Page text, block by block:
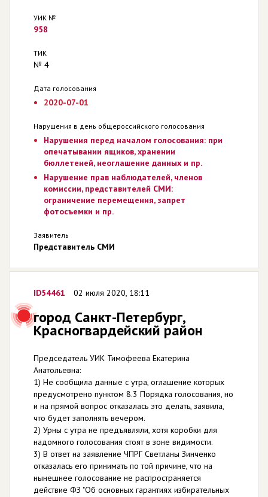
УИК №
958
ТИК
№ 4
Дата голосования
2020-07-01
Нарушения в день общероссийского голосования
Нарушения перед началом голосования: при
опечатывании ящиков, хранении
бюллетеней, неоглашение данных и пр.
Нарушение прав наблюдателей, членов
комиссии, представителей СМИ:
ограничение перемещения, запрет
фотосъемки и пр.
Заявитель
Представитель СМИ
ID54461 02 июля 2020, 18:11
город Санкт-Петербург,
Красногвардейский район
Председатель УИК Тимофеева Екатерина
Анатольевна:
1) Не сообщила данные с утра, оглашение которых
предусмотрено пунктом 8.3 Порядка голосования, но
и на прямой вопрос отказалась это делать, заявила,
что будет заполнять вечером.
2) Урны с утра не предъявляли, хотя коробки для
надомного голосования стоят в зоне видимости.
3) В ответ на заявление ЧПРГ Светланы Зинченко
отказалась его принимать по той причине, что на
нынешнее голосование не распространяется
действие ФЗ "Об основных гарантиях избирательных